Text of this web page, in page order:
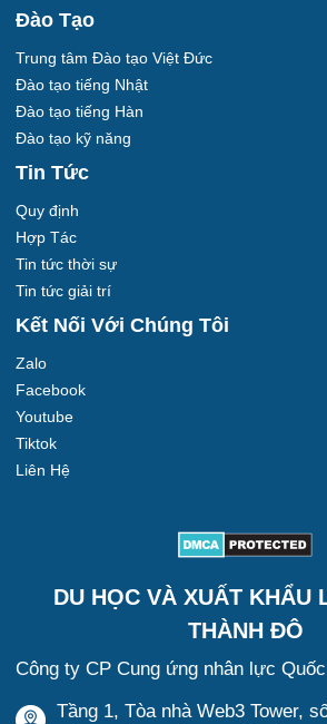
Đào Tạo
Trung tâm Đào tạo Việt Đức
Đào tạo tiếng Nhật
Đào tạo tiếng Hàn
Đào tạo kỹ năng
Tin Tức
Quy định
Hợp Tác
Tin tức thời sự
Tin tức giải trí
Kết Nối Với Chúng Tôi
Zalo
Facebook
Youtube
Tiktok
Liên Hệ
DU HỌC VÀ XUẤT KHẨU
THÀNH ĐÔ
Công ty CP Cung ứng nhân lực
Tầng 1, Tòa nhà Web3 Tower,